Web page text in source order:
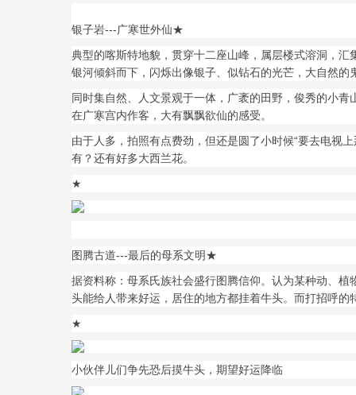
银子岩---广寒世外仙★
典型的喀斯特地貌，贯穿十二座山峰，属层楼式溶洞，
银河倾斜而下，闪烁出像银子、似钻石的光芒，大自然的
同时集自然、人文景观于一体，广袤的田野，俊秀的小
在广寒宫内作客，大有飘飘欲仙的感受。
由于人多，拍照有点费劲，但还是圆了小时候“要去电视
有？还有好多大西兰花。
★
图腾古道---最后的母系文明★
据资料称：母系氏族社会盛行图腾信仰。认为某种动、
头能给人带来好运，居住的地方都挂着牛头。而打招呼
★
小伙伴儿们争先恐后摸牛头，期望好运降临